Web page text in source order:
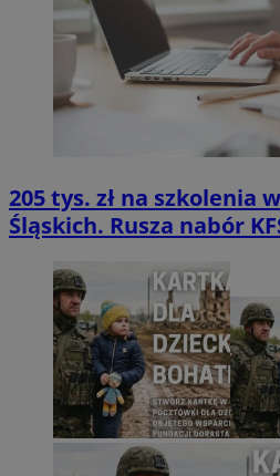
205 tys. zł na szkolenia
Śląskich. Rusza nabór